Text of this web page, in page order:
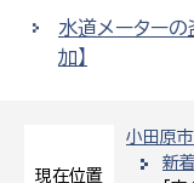
現在位置
小田原市
新
水道メーター
加】